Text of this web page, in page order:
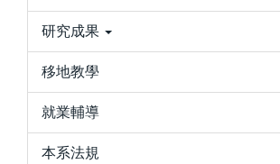
研究成果
移地教學
就業輔導
本系法規